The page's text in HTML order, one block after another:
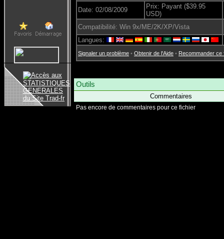
Date: 02/08/2009
Prix: Payant ($39.95
USD)
Compatibilité: Win 9x/ME/2K/XP/Vista
Langues:
Signaler un problème • Obtenir de l'Aide • Recommander ce
Outils
Commentaires
Pas encore de commentaires pour ce fichier